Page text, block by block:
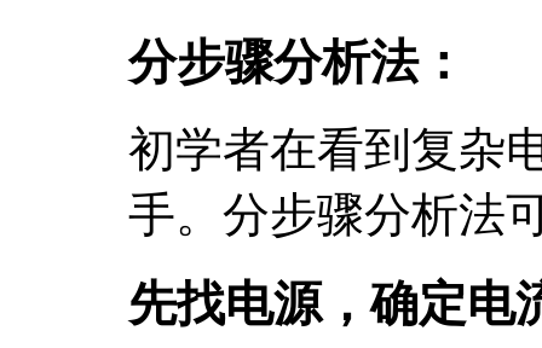
分步骤分析法：
初学者在看到复杂
手。分步骤分析法
先找电源，确定电